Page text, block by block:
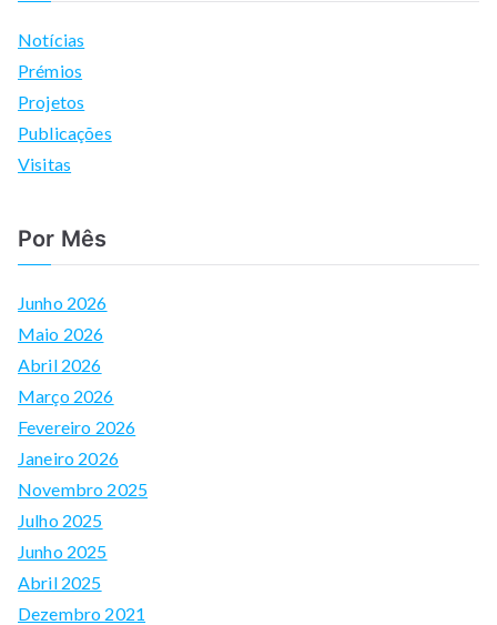
Notícias
Prémios
Projetos
Publicações
Visitas
Por Mês
Junho 2026
Maio 2026
Abril 2026
Março 2026
Fevereiro 2026
Janeiro 2026
Novembro 2025
Julho 2025
Junho 2025
Abril 2025
Dezembro 2021